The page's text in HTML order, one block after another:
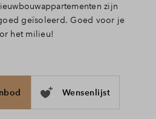
zijn
geïsoleerd. Goed voor je
het milieu!
type Kuip met
ruimte dus als je alleen
eerste kindje op komst is of de
uit zijn. Je (elektrische) fiets
Wensenlijst